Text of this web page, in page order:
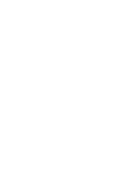
Sie sind in der
versichert.
Krankenversicherung
auf Krankengeld.
berechnen die Beiträge
zum Beispiel
in der gesetzlichen